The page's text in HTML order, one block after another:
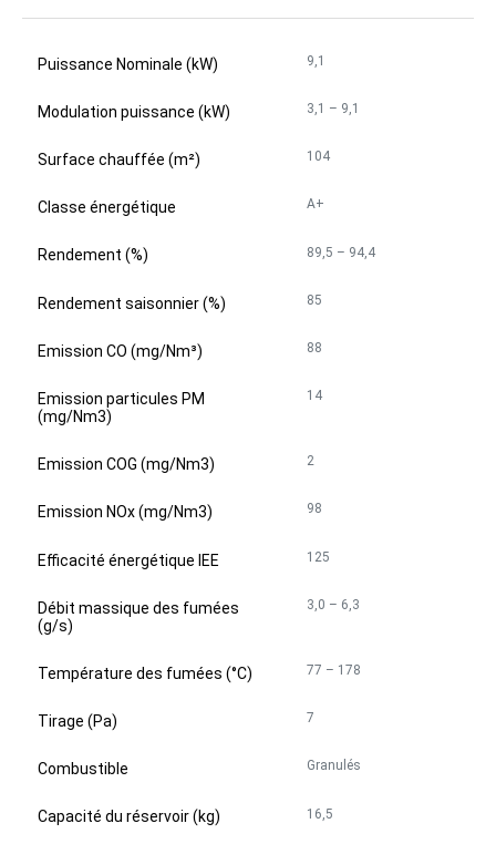
Puissance Nominale (kW) 9,1
Modulation puissance (kW) 3,1 – 9,1
Surface chauffée (m²) 104
Classe énergétique A+
Rendement (%) 89,5 – 94,4
Rendement saisonnier (%) 85
Emission CO (mg/Nm³) 88
Emission particules PM
(mg/Nm3)
14
Emission COG (mg/Nm3) 2
Emission NOx (mg/Nm3) 98
Efficacité énergétique IEE 125
Débit massique des fumées
(g/s)
3,0 – 6,3
Température des fumées (°C) 77 – 178
Tirage (Pa) 7
Combustible Granulés
Capacité du réservoir (kg) 16,5